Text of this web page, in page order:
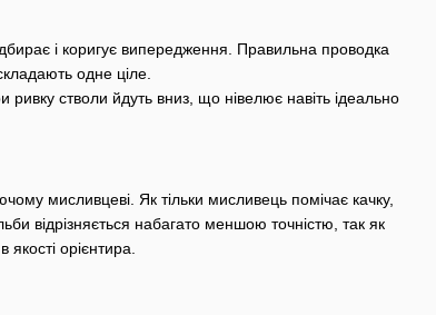
і коригує випередження. Правильна проводка
одне ціле.
стволи йдуть вниз, що нівелює навіть ідеально
мисливцеві. Як тільки мисливець помічає качку,
відрізняється набагато меншою точністю, так як
орієнтира.